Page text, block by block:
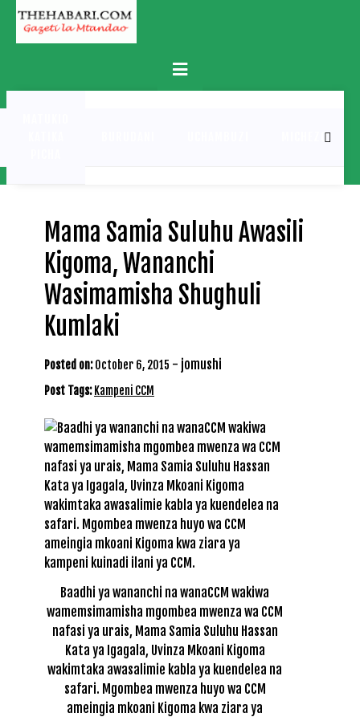
Skip
content
Primary
Menu
MICHEZO
Mama Samia Suluhu Awasili
Kigoma, Wananchi
Wasimamisha Shughuli
Kumlaki
Posted on: October 6, 2015 - jomushi
Post Tags: Kampeni CCM
Baadhi ya wananchi na wanaCCM wakiwa
wamemsimamisha mgombea mwenza wa CCM
nafasi ya urais, Mama Samia Suluhu Hassan
Kata ya Igagala, Uvinza Mkoani Kigoma
wakimtaka awasalimie kabla ya kuendelea na
safari. Mgombea mwenza huyo wa CCM
ameingia mkoani Kigoma kwa ziara ya